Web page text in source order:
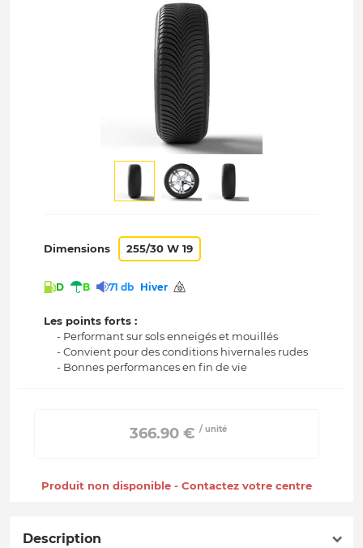
Dimensions 255/30 W 19
D B 71 db Hiver
Les points forts :
- Performant sur sols enneigés et mouillés
- Convient pour des conditions hivernales rudes
- Bonnes performances en fin de vie
366.90 € / unité
Produit non disponible - Contactez votre centre
Description